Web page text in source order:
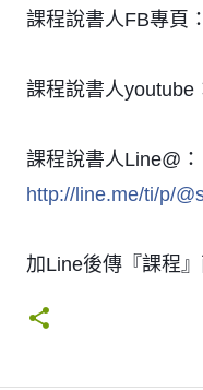
課程說書人FB專頁：
課程說書人youtube
課程說書人Line@：
http://line.me/ti/p/
加Line後傳『課程